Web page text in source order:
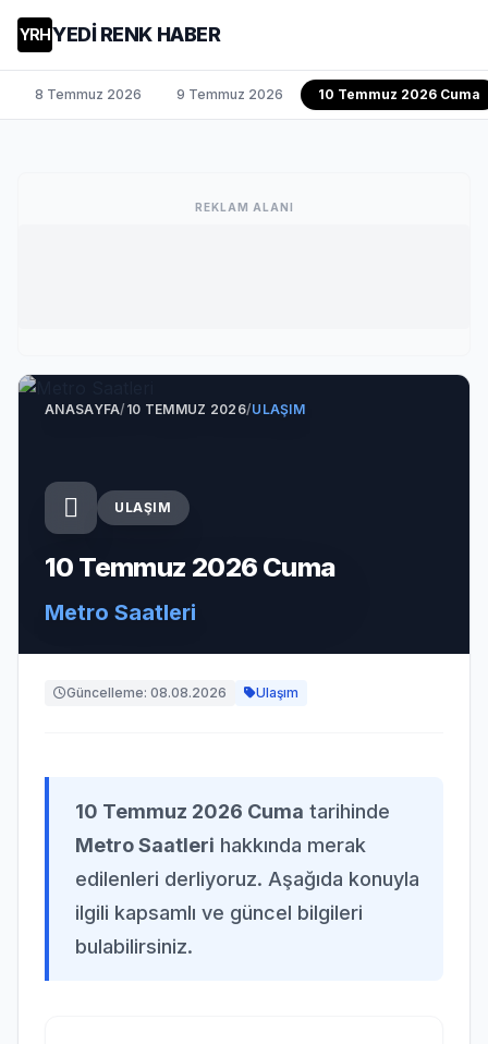
YRHYEDİ RENK HABER
8 Temmuz 2026 9 Temmuz 2026 10 Temmuz 2026 Cuma
REKLAM ALANI
ANASAYFA/10 TEMMUZ 2026/ULAŞIM
ULAŞIM
10 Temmuz 2026 Cuma
Metro Saatleri
Güncelleme: 08.08.2026 Ulaşım
10 Temmuz 2026 Cuma tarihinde
Metro Saatleri hakkında merak
edilenleri derliyoruz. Aşağıda konuyla
ilgili kapsamlı ve güncel bilgileri
bulabilirsiniz.